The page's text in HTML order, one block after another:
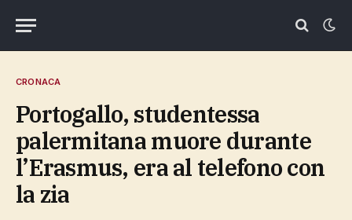
CRONACA
Portogallo, studentessa
palermitana muore durante
l’Erasmus, era al telefono con
la zia